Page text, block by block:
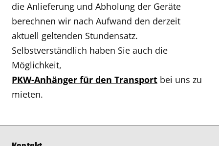
die Anlieferung und Abholung der Geräte
berechnen wir nach Aufwand den derzeit
aktuell geltenden Stundensatz.
Selbstverständlich haben Sie auch die
Möglichkeit,
PKW-Anhänger für den Transport bei uns zu
mieten.